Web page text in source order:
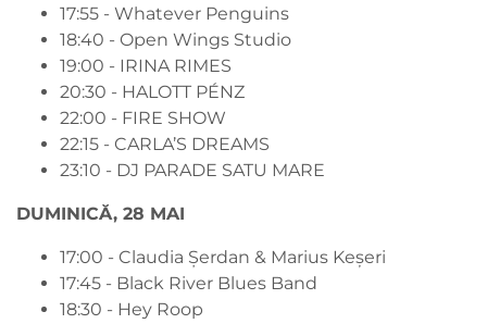
17:55 - Whatever Penguins
18:40 - Open Wings Studio
19:00 - IRINA RIMES
20:30 - HALOTT PÉNZ
22:00 - FIRE SHOW
22:15 - CARLA’S DREAMS
23:10 - DJ PARADE SATU MARE
DUMINICĂ, 28 MAI
17:00 - Claudia Șerdan & Marius Keșeri
17:45 - Black River Blues Band
18:30 - Hey Roop